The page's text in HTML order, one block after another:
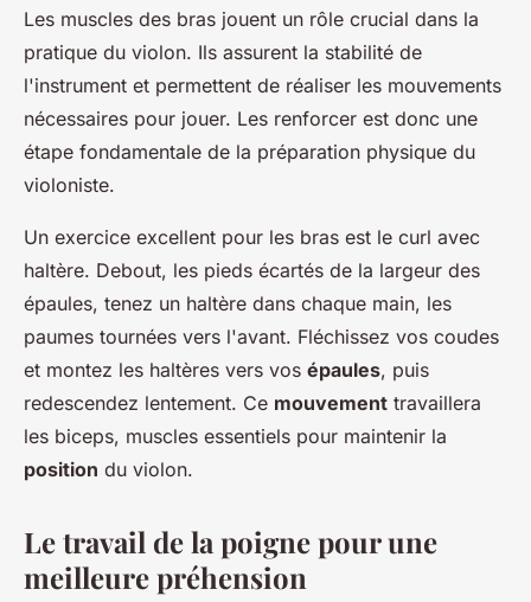
Les muscles des bras jouent un rôle crucial dans la
pratique du violon. Ils assurent la stabilité de
l'instrument et permettent de réaliser les mouvements
nécessaires pour jouer. Les renforcer est donc une
étape fondamentale de la préparation physique du
violoniste.
Un exercice excellent pour les bras est le curl avec
haltère. Debout, les pieds écartés de la largeur des
épaules, tenez un haltère dans chaque main, les
paumes tournées vers l'avant. Fléchissez vos coudes
et montez les haltères vers vos épaules, puis
redescendez lentement. Ce mouvement travaillera
les biceps, muscles essentiels pour maintenir la
position du violon.
Le travail de la poigne pour une
meilleure préhension